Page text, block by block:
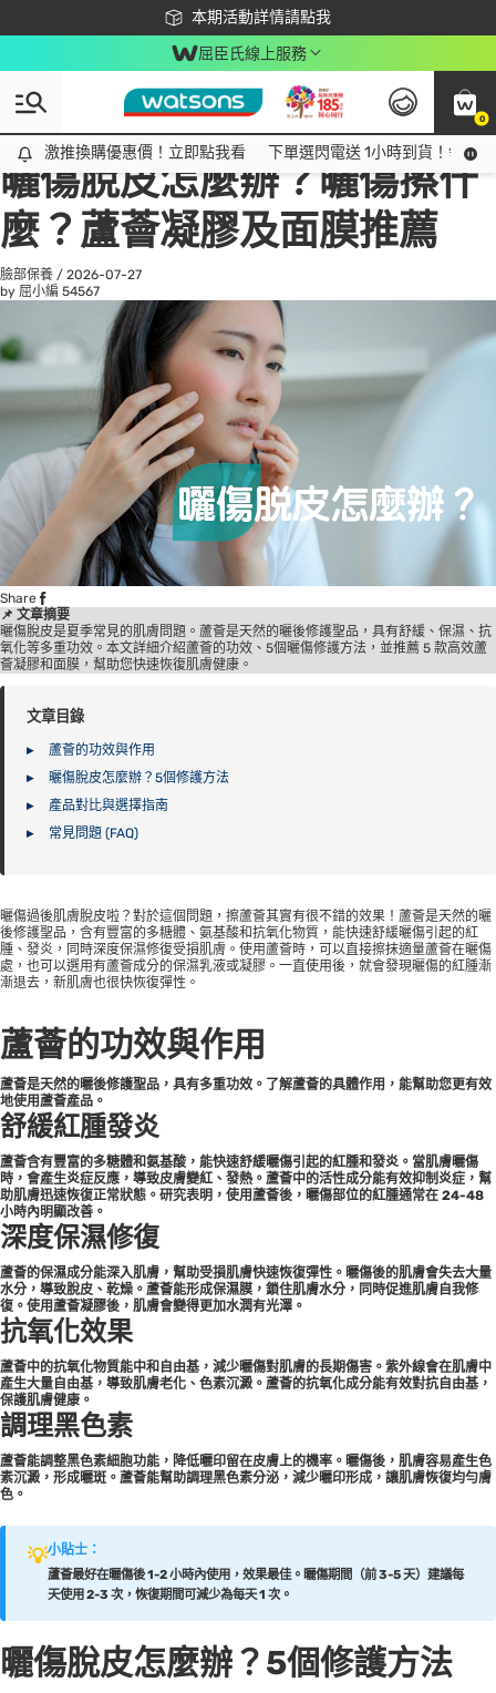
本期活動詳情請點我
下載app最高回饋$350
屈臣氏線上服務
0
激推換購優惠價！立即點我看
激推換購優惠價！立即點我看 下單選閃電送 1小時到貨！領神
All
話題趨勢
曬傷脫皮怎麼辦？曬傷擦什
麼？蘆薈凝膠及面膜推薦
臉部保養 / 2026-07-27
by 屈小編 54567
Share
📌 文章摘要
曬傷脫皮是夏季常見的肌膚問題。蘆薈是天然的曬後修護聖品，具有舒緩、保濕、抗
氧化等多重功效。本文詳細介紹蘆薈的功效、5個曬傷修護方法，並推薦 5 款高效蘆
薈凝膠和面膜，幫助您快速恢復肌膚健康。
文章目錄
蘆薈的功效與作用
曬傷脫皮怎麼辦？5個修護方法
產品對比與選擇指南
常見問題 (FAQ)
曬傷過後肌膚脫皮啦？對於這個問題，擦蘆薈其實有很不錯的效果！蘆薈是天然的曬
後修護聖品，含有豐富的多糖體、氨基酸和抗氧化物質，能快速舒緩曬傷引起的紅
腫、發炎，同時深度保濕修復受損肌膚。使用蘆薈時，可以直接擦抹適量蘆薈在曬傷
處，也可以選用有蘆薈成分的保濕乳液或凝膠。一直使用後，就會發現曬傷的紅腫漸
漸退去，新肌膚也很快恢復彈性。
蘆薈的功效與作用
蘆薈是天然的曬後修護聖品，具有多重功效。了解蘆薈的具體作用，能幫助您更有效
地使用蘆薈產品。
舒緩紅腫發炎
蘆薈含有豐富的多糖體和氨基酸，能快速舒緩曬傷引起的紅腫和發炎。當肌膚曬傷
時，會產生炎症反應，導致皮膚變紅、發熱。蘆薈中的活性成分能有效抑制炎症，幫
助肌膚迅速恢復正常狀態。研究表明，使用蘆薈後，曬傷部位的紅腫通常在 24-48
小時內明顯改善。
深度保濕修復
蘆薈的保濕成分能深入肌膚，幫助受損肌膚快速恢復彈性。曬傷後的肌膚會失去大量
水分，導致脫皮、乾燥。蘆薈能形成保濕膜，鎖住肌膚水分，同時促進肌膚自我修
復。使用蘆薈凝膠後，肌膚會變得更加水潤有光澤。
抗氧化效果
蘆薈中的抗氧化物質能中和自由基，減少曬傷對肌膚的長期傷害。紫外線會在肌膚中
產生大量自由基，導致肌膚老化、色素沉澱。蘆薈的抗氧化成分能有效對抗自由基，
保護肌膚健康。
調理黑色素
蘆薈能調整黑色素細胞功能，降低曬印留在皮膚上的機率。曬傷後，肌膚容易產生色
素沉澱，形成曬斑。蘆薈能幫助調理黑色素分泌，減少曬印形成，讓肌膚恢復均勻膚
色。
💡小貼士：
蘆薈最好在曬傷後 1-2 小時內使用，效果最佳。曬傷期間（前 3-5 天）建議每
天使用 2-3 次，恢復期間可減少為每天 1 次。
曬傷脫皮怎麼辦？5個修護方法